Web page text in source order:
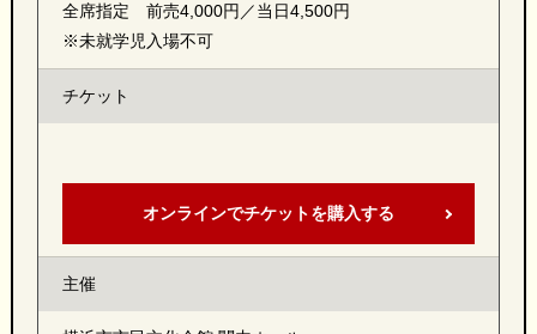
全席指定 前売4,000円／当日4,500円
※未就学児入場不可
チケット
オンラインでチケットを購入する
主催